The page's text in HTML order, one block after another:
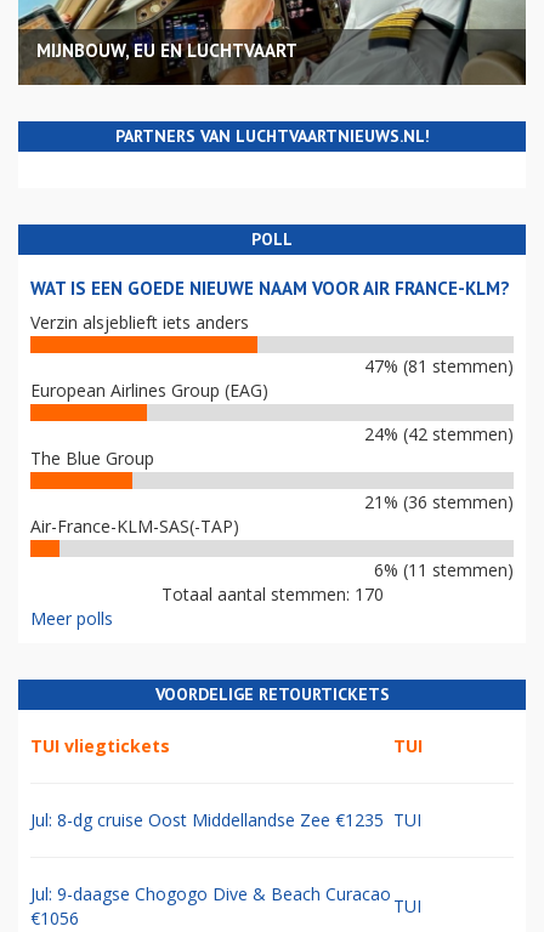
MIJNBOUW, EU EN LUCHTVAART
PARTNERS VAN LUCHTVAARTNIEUWS.NL!
POLL
WAT IS EEN GOEDE NIEUWE NAAM VOOR AIR FRANCE-KLM?
Verzin alsjeblieft iets anders
47% (81 stemmen)
European Airlines Group (EAG)
24% (42 stemmen)
The Blue Group
21% (36 stemmen)
Air-France-KLM-SAS(-TAP)
6% (11 stemmen)
Totaal aantal stemmen: 170
Meer polls
VOORDELIGE RETOURTICKETS
TUI vliegtickets TUI
Jul: 8-dg cruise Oost Middellandse Zee €1235 TUI
Jul: 9-daagse Chogogo Dive & Beach Curacao
€1056
TUI